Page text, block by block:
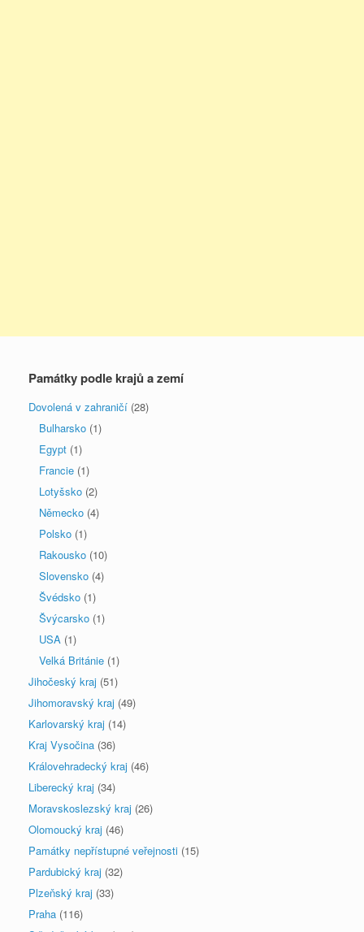
Památky podle krajů a zemí
Dovolená v zahraničí (28)
Bulharsko (1)
Egypt (1)
Francie (1)
Lotyšsko (2)
Německo (4)
Polsko (1)
Rakousko (10)
Slovensko (4)
Švédsko (1)
Švýcarsko (1)
USA (1)
Velká Británie (1)
Jihočeský kraj (51)
Jihomoravský kraj (49)
Karlovarský kraj (14)
Kraj Vysočina (36)
Královehradecký kraj (46)
Liberecký kraj (34)
Moravskoslezský kraj (26)
Olomoucký kraj (46)
Památky nepřístupné veřejnosti (15)
Pardubický kraj (32)
Plzeňský kraj (33)
Praha (116)